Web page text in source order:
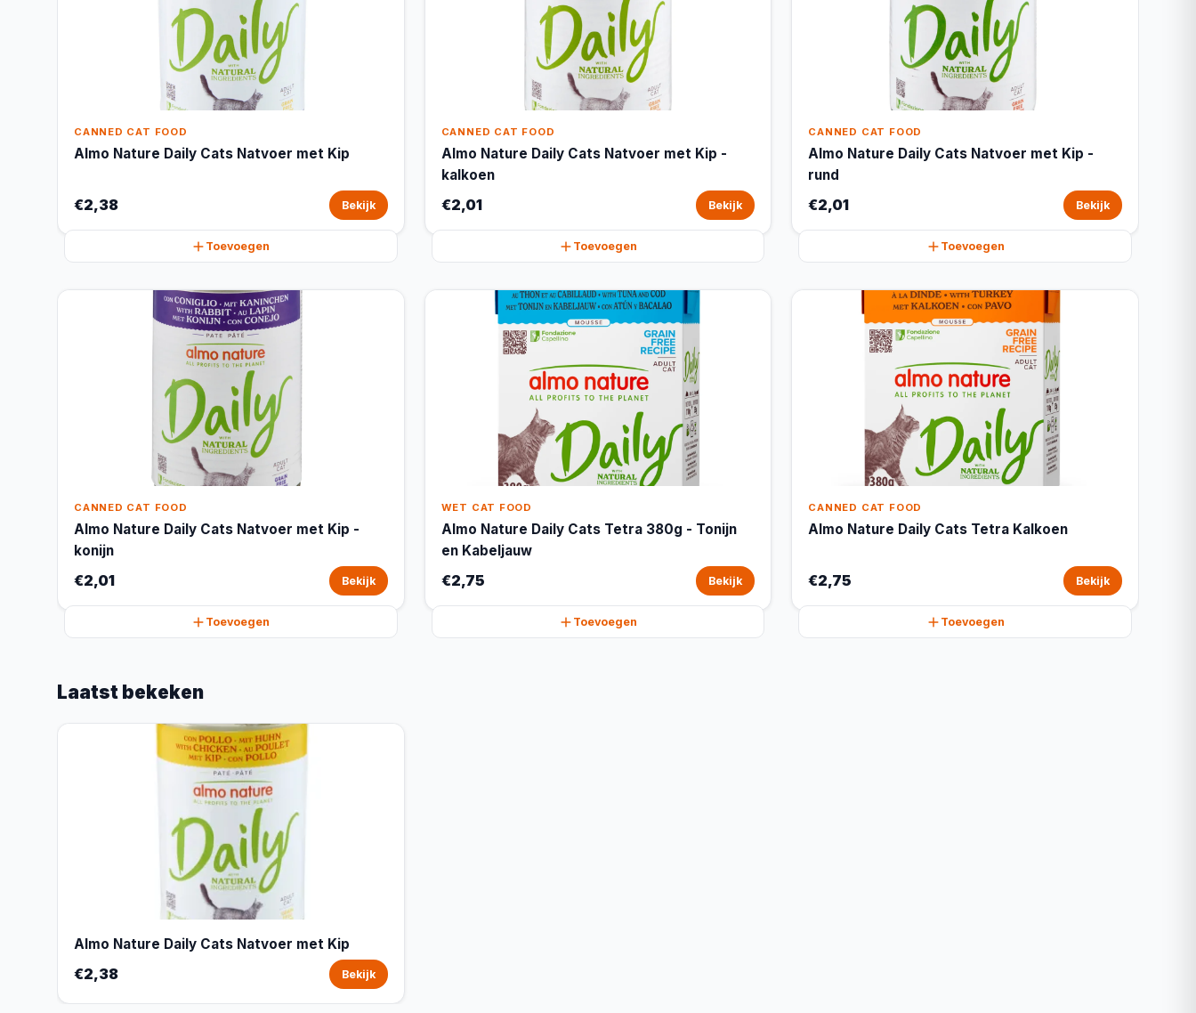
CANNED CAT FOOD
Almo Nature Daily Cats Natvoer met Kip
€2,38 Bekijk
Toevoegen
CANNED CAT FOOD
Almo Nature Daily Cats Natvoer met Kip -
kalkoen
€2,01 Bekijk
Toevoegen
CANNED CAT FOOD
Almo Nature Daily Cats Natvoer met Kip -
rund
€2,01 Bekijk
Toevoegen
CANNED CAT FOOD
Almo Nature Daily Cats Natvoer met Kip -
konijn
€2,01 Bekijk
Toevoegen
WET CAT FOOD
Almo Nature Daily Cats Tetra 380g - Tonijn
en Kabeljauw
€2,75 Bekijk
Toevoegen
CANNED CAT FOOD
Almo Nature Daily Cats Tetra Kalkoen
€2,75 Bekijk
Toevoegen
Laatst bekeken
Almo Nature Daily Cats Natvoer met Kip
€2,38 Bekijk